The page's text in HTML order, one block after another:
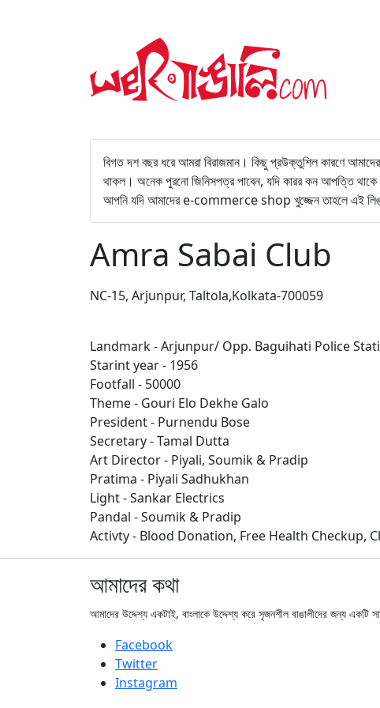
বিগত দশ বছর ধরে আমরা বিরাজমান। কিছু প্রউক্তুশিল কারণে
থাকল। অনেক পুরনো জিনিসপত্র পাবেন, যদি কারর কন আপত্তি
আপনি যদি আমাদের e-commerce shop খুজ্জেন তাহলে এই
Amra Sabai Club
NC-15, Arjunpur, Taltola,Kolkata-700059
Landmark - Arjunpur/ Opp. Baguihati Police
Starint year - 1956
Footfall - 50000
Theme - Gouri Elo Dekhe Galo
President - Purnendu Bose
Secretary - Tamal Dutta
Art Director - Piyali, Soumik & Pradip
Pratima - Piyali Sadhukhan
Light - Sankar Electrics
Pandal - Soumik & Pradip
Activty - Blood Donation, Free Health Checkup,
আমাদের কথা
আমাদের উদ্দেশ্য একটাই, বাংলাকে উদ্দেশ্য করে সৃজনশীল বাঙালীদের জন্য একটি
Facebook
Twitter
Instagram